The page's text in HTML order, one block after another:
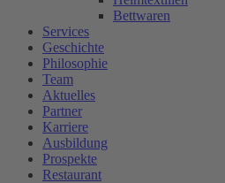
Bettwaren
Services
Geschichte
Philosophie
Team
Aktuelles
Partner
Karriere
Ausbildung
Prospekte
Restaurant